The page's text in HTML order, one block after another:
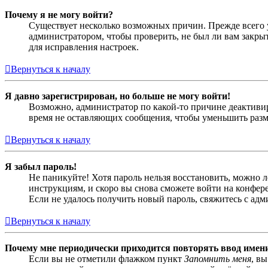
Почему я не могу войти?
Существует несколько возможных причин. Прежде всего
администратором, чтобы проверить, не был ли вам
для исправления настроек.
Вернуться к началу
Я давно зарегистрирован, но больше не могу войти!
Возможно, администратор по какой-то причине
время не оставляющих сообщения, чтобы уменьшить
Вернуться к началу
Я забыл пароль!
Не паникуйте! Хотя пароль нельзя восстановить,
инструкциям, и скоро вы снова сможете войти на
Если не удалось получить новый пароль, свяжитесь с
Вернуться к началу
Почему мне периодически приходится повторять ввод
Если вы не отметили флажком пункт Запомнить меня, вы